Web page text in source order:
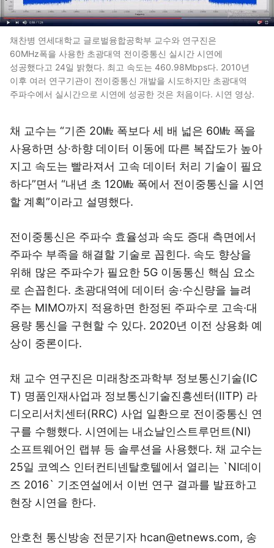
채찬병 연세대학교 글로벌융합공학부 교수와 연구진은
60MHz폭을 사용한 초광대역 전이중통신 실시간 시연에
성공했다고 24일 밝혔다. 최고 속도는 460.98Mbps다. 2010년
이후 여러 연구기관이 전이중통신 개발을 시도하지만 초광대역
주파수에서 실시간으로 시연에 성공한 것은 처음이다. 시연 영상.
채 교수는 “기존 20㎒ 폭보다 세 배 넓은 60㎒ 폭을
사용하면 상·하향 데이터 이동에 따른 복잡도가 높아
지고 속도는 빨라져서 고속 데이터 처리 기술이 필요
하다”면서 “내년 초 120㎒ 폭에서 전이중통신을 시연
할 계획”이라고 설명했다.
전이중통신은 주파수 효율성과 속도 증대 측면에서
주파수 부족을 해결할 기술로 꼽힌다. 속도 향상을
위해 많은 주파수가 필요한 5G 이동통신 핵심 요소
로 손꼽힌다. 초광대역에 데이터 송·수신량을 늘려
주는 MIMO까지 적용하면 한정된 주파수로 고속·대
용량 통신을 구현할 수 있다. 2020년 이전 상용화 예
상이 중론이다.
채 교수 연구진은 미래창조과학부 정보통신기술(IC
T) 명품인재사업과 정보통신기술진흥센터(IITP) 라
디오리서치센터(RRC) 사업 일환으로 전이중통신 연
구를 수행했다. 시연에는 내쇼날인스트루먼트(NI)
소프트웨어인 랩뷰 등 솔루션을 사용했다. 채 교수는
25일 코엑스 인터컨티넨탈호텔에서 열리는 `NI데이
즈 2016` 기조연설에서 이번 연구 결과를 발표하고
현장 시연을 한다.
안호천 통신방송 전문기자 hcan@etnews.com, 송